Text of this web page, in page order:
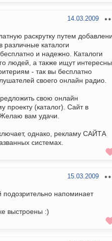
14.03.2009
раскрутку путем
различные каталоги
и надежно. Каталоги
людей, а также ищут
- так вы бесплатно
своего онлайн радио.
свою онлайн
проекту (каталог). Сайт в
вам удачи.
однако, рекламу САЙТА
системах.
15.03.2009
подозрительно напоминает
выстроены :)